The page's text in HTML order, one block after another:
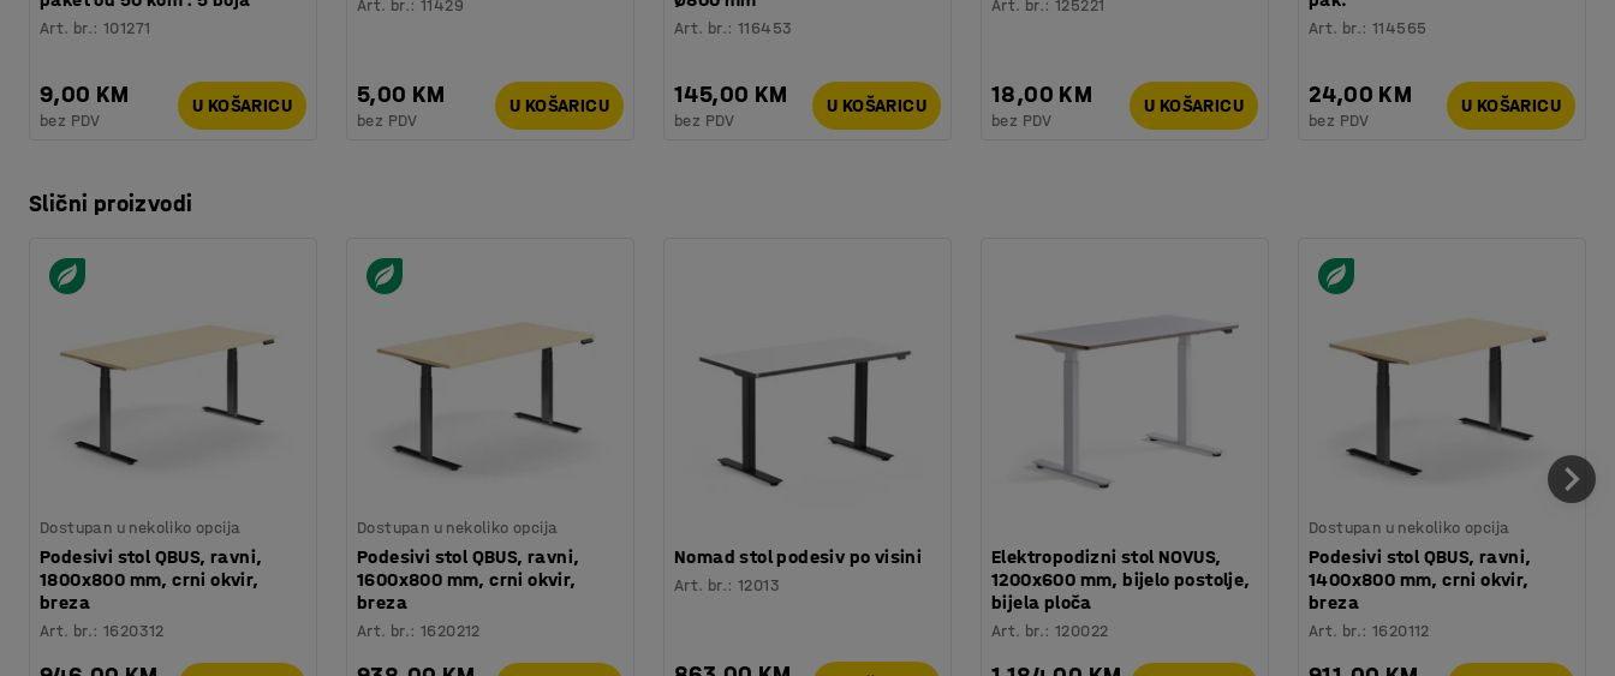
Art. br.:101271
9,00 KM
bez PDV
U KOŠARICU
Art. br.:11429
5,00 KM
bez PDV
U KOŠARICU
Art. br.:116453
145,00 KM
bez PDV
U KOŠARICU
Art. br.:125221
18,00 KM
bez PDV
U KOŠARICU
Art. br.:114565
24,00 KM
bez PDV
U KOŠARICU
Slični proizvodi
Dostupan u nekoliko opcija
Podesivi stol QBUS, ravni,
1800x800 mm, crni okvir,
breza
Art. br.:1620312
Dostupan u nekoliko opcija
Podesivi stol QBUS, ravni,
1600x800 mm, crni okvir,
breza
Art. br.:1620212
Nomad stol podesiv po visini
Art. br.:12013
Elektropodizni stol NOVUS,
1200x600 mm, bijelo postolje,
bijela ploča
Art. br.:120022
Dostupan u nekoliko opcija
Podesivi stol QBUS, ravni,
1400x800 mm, crni okvir,
breza
Art. br.:1620112